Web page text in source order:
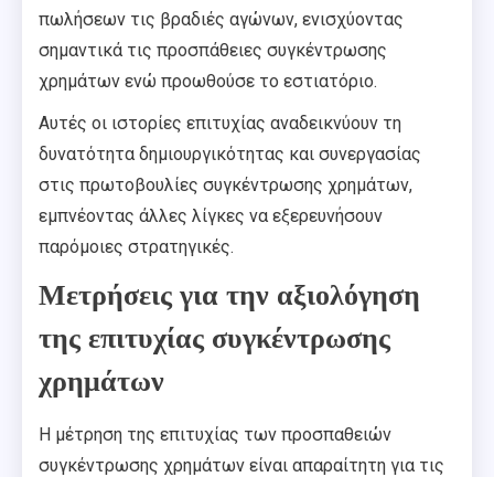
πωλήσεων τις βραδιές αγώνων, ενισχύοντας
σημαντικά τις προσπάθειες συγκέντρωσης
χρημάτων ενώ προωθούσε το εστιατόριο.
Αυτές οι ιστορίες επιτυχίας αναδεικνύουν τη
δυνατότητα δημιουργικότητας και συνεργασίας
στις πρωτοβουλίες συγκέντρωσης χρημάτων,
εμπνέοντας άλλες λίγκες να εξερευνήσουν
παρόμοιες στρατηγικές.
Μετρήσεις για την αξιολόγηση
της επιτυχίας συγκέντρωσης
χρημάτων
Η μέτρηση της επιτυχίας των προσπαθειών
συγκέντρωσης χρημάτων είναι απαραίτητη για τις